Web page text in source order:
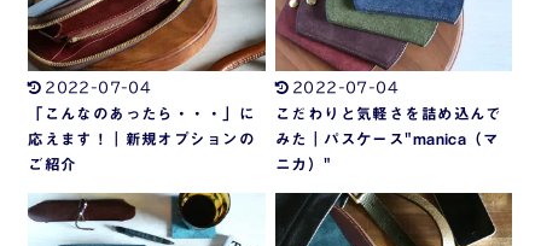
2022-07-04
「こんなのあったら・・・」に
応えます！｜新規オプションの
ご紹介
2022-07-04
こだわりと気軽さを詰め込んで
みた｜パスケース"manica（マ
ニカ）"